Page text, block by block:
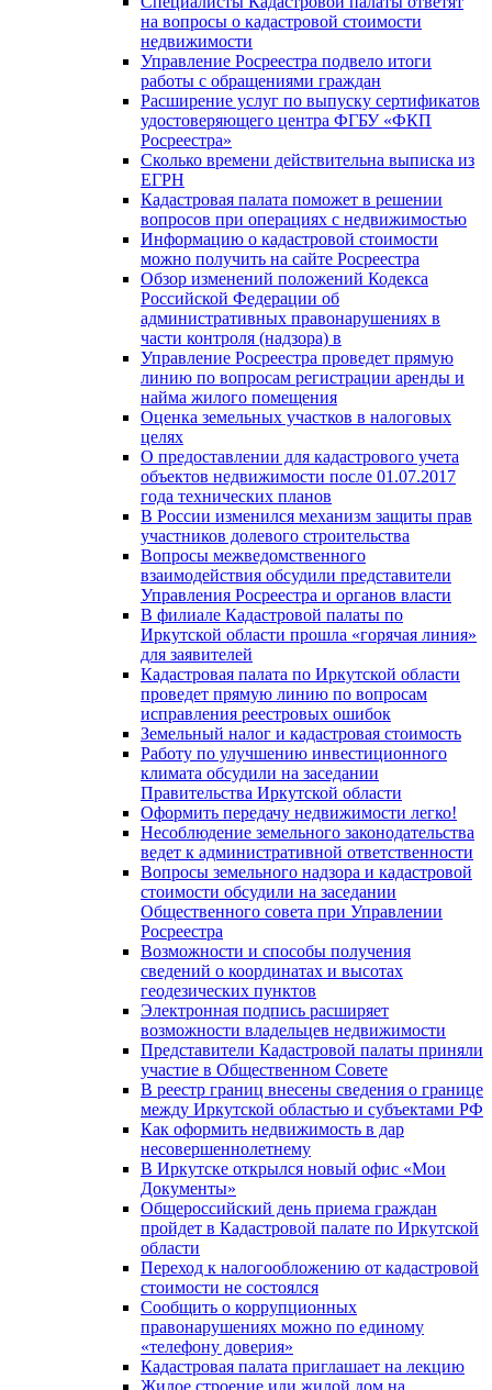
на вопросы о кадастровой стоимости
недвижимости
Управление Росреестра подвело итоги
работы с обращениями граждан
Расширение услуг по выпуску сертификатов
удостоверяющего центра ФГБУ «ФКП
Росреестра»
Сколько времени действительна выписка из
ЕГРН
Кадастровая палата поможет в решении
вопросов при операциях с недвижимостью
Информацию о кадастровой стоимости
можно получить на сайте Росреестра
Обзор изменений положений Кодекса
Российской Федерации об
административных правонарушениях в
части контроля (надзора) в
Управление Росреестра проведет прямую
линию по вопросам регистрации аренды и
найма жилого помещения
Оценка земельных участков в налоговых
целях
О предоставлении для кадастрового учета
объектов недвижимости после 01.07.2017
года технических планов
В России изменился механизм защиты прав
участников долевого строительства
Вопросы межведомственного
взаимодействия обсудили представители
Управления Росреестра и органов власти
В филиале Кадастровой палаты по
Иркутской области прошла «горячая линия»
для заявителей
Кадастровая палата по Иркутской области
проведет прямую линию по вопросам
исправления реестровых ошибок
Земельный налог и кадастровая стоимость
Работу по улучшению инвестиционного
климата обсудили на заседании
Правительства Иркутской области
Оформить передачу недвижимости легко!
Несоблюдение земельного законодательства
ведет к административной ответственности
Вопросы земельного надзора и кадастровой
стоимости обсудили на заседании
Общественного совета при Управлении
Росреестра
Возможности и способы получения
сведений о координатах и высотах
геодезических пунктов
Электронная подпись расширяет
возможности владельцев недвижимости
Представители Кадастровой палаты приняли
участие в Общественном Совете
В реестр границ внесены сведения о границе
между Иркутской областью и субъектами РФ
Как оформить недвижимость в дар
несовершеннолетнему
В Иркутске открылся новый офис «Мои
Документы»
Общероссийский день приема граждан
пройдет в Кадастровой палате по Иркутской
области
Переход к налогообложению от кадастровой
стоимости не состоялся
Сообщить о коррупционных
правонарушениях можно по единому
«телефону доверия»
Кадастровая палата приглашает на лекцию
Жилое строение или жилой дом на